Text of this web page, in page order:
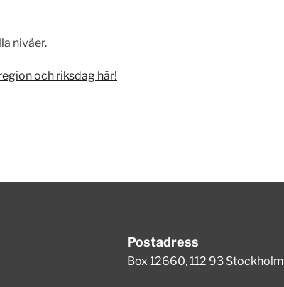
nivåer.
och riksdag här!
Postadress
Box 12660, 112 93 Stockholm